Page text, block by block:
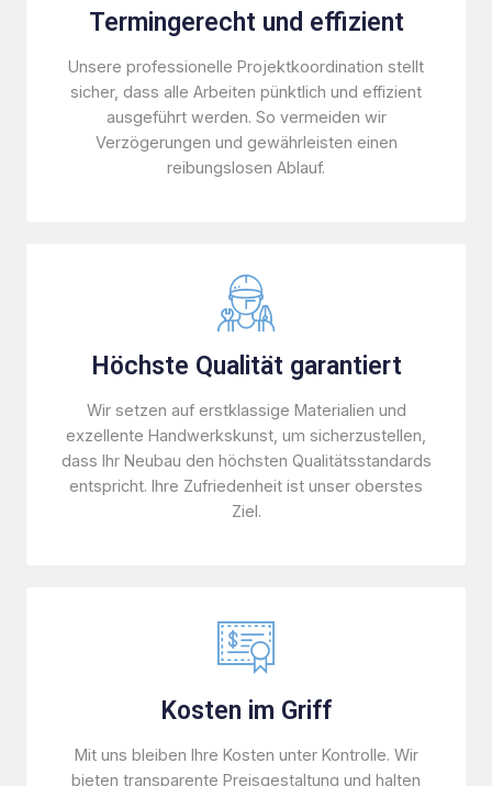
Termingerecht und effizient
Unsere professionelle Projektkoordination stellt
sicher, dass alle Arbeiten pünktlich und effizient
ausgeführt werden. So vermeiden wir
Verzögerungen und gewährleisten einen
reibungslosen Ablauf.
Höchste Qualität garantiert
Wir setzen auf erstklassige Materialien und
exzellente Handwerkskunst, um sicherzustellen,
dass Ihr Neubau den höchsten Qualitätsstandards
entspricht. Ihre Zufriedenheit ist unser oberstes
Ziel.
Kosten im Griff
Mit uns bleiben Ihre Kosten unter Kontrolle. Wir
bieten transparente Preisgestaltung und halten